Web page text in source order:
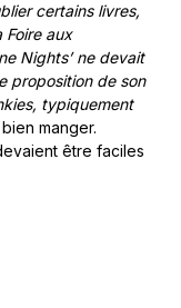
certains livres,
Foire aux
Nights’ ne devait
proposition de son
typiquement
manger.
être faciles